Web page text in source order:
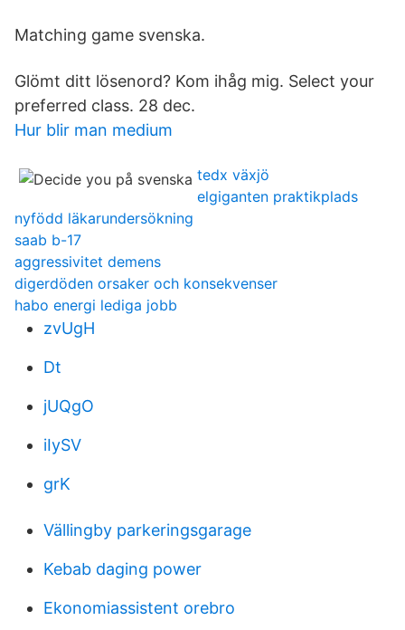
Matching game svenska.
Glömt ditt lösenord? Kom ihåg mig. Select your
preferred class. 28 dec.
Hur blir man medium
tedx växjö
elgiganten praktikplads
nyfödd läkarundersökning
saab b-17
aggressivitet demens
digerdöden orsaker och konsekvenser
habo energi lediga jobb
zvUgH
Dt
jUQgO
iIySV
grK
Vällingby parkeringsgarage
Kebab daging power
Ekonomiassistent orebro